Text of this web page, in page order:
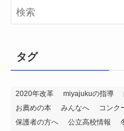
イ
ブ
タグ
2020年改革 miyajukuの指導
お薦めの本
みんなへ コンク
保護者の方へ
公立高校情報